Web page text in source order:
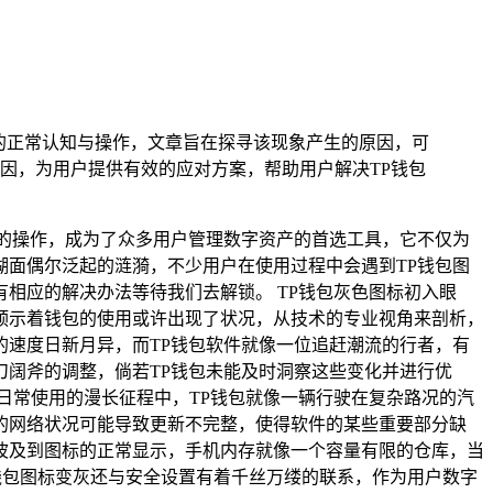
常认知与操作，文章旨在探寻该现象产生的原因，可
，为用户提供有效的应对方案，帮助用户解决TP钱包
作，成为了众多用户管理数字资产的首选工具，它不仅为
偶尔泛起的涟漪，不少用户在使用过程中会遇到TP钱包图
应的解决办法等待我们去解锁。 TP钱包灰色图标初入眼
着钱包的使用或许出现了状况，从技术的专业视角来剖析，
度日新月异，而TP钱包软件就像一位追赶潮流的行者，有
斧的调整，倘若TP钱包未能及时洞察这些变化并进行优
使用的漫长征程中，TP钱包就像一辆行驶在复杂路况的汽
络状况可能导致更新不完整，使得软件的某些重要部分缺
到图标的正常显示，手机内存就像一个容量有限的仓库，当
图标变灰还与安全设置有着千丝万缕的联系，作为用户数字